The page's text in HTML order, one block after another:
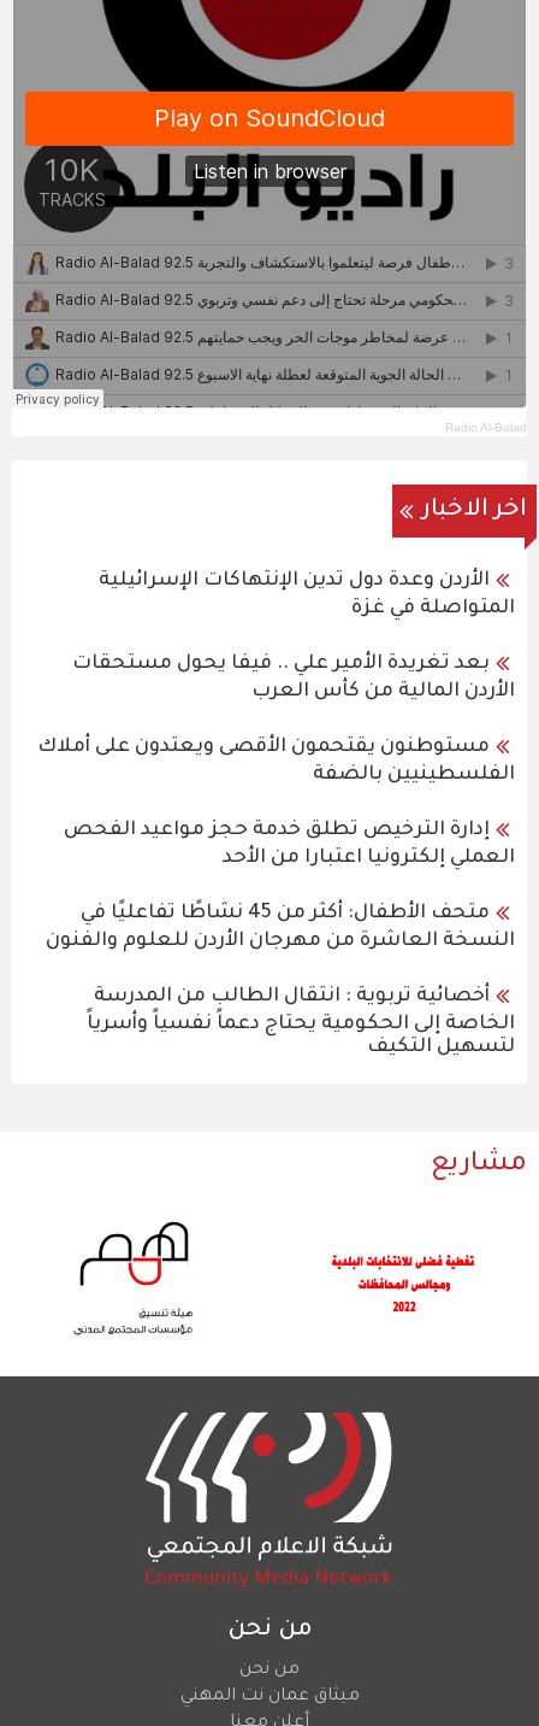
Radio Al-Balad
اخر الاخبار
الأردن وعدة دول تدين الإنتهاكات الإسرائيلية
المتواصلة في غزة
بعد تغريدة الأمير علي .. فيفا يحول مستحقات
الأردن المالية من كأس العرب
مستوطنون يقتحمون الأقصى ويعتدون على أملاك
الفلسطينيين بالضفة
إدارة الترخيص تطلق خدمة حجز مواعيد الفحص
العملي إلكترونيا اعتبارا من الأحد
متحف الأطفال: أكثر من 45 نشاطًا تفاعليًا في
النسخة العاشرة من مهرجان الأردن للعلوم والفنون
أخصائية تربوية : انتقال الطالب من المدرسة
الخاصة إلى الحكومية يحتاج دعماً نفسياً وأسرياً
لتسهيل التكيف
مشاريع
من نحن
من نحن
ميثاق عمان نت المهني